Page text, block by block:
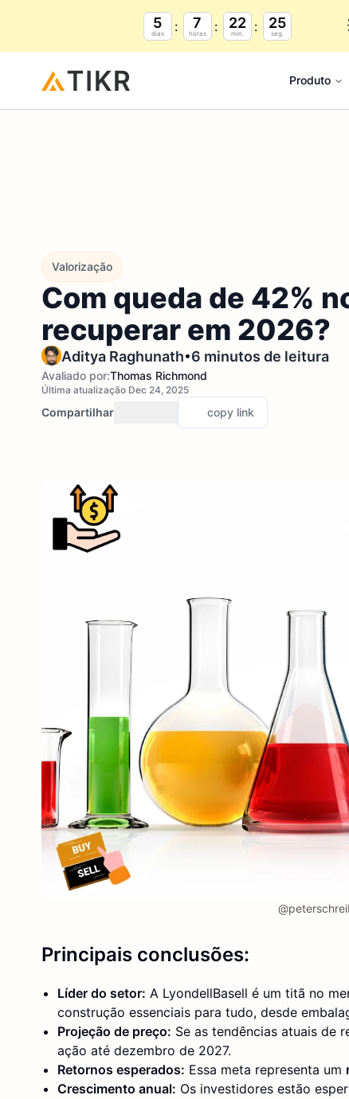
5
dias
7
horas
22
min.
24
seg.
Produto
Valorização
Com queda de 42%
recuperar em 2026?
Aditya Raghunath•6 minutos de leitura
Avaliado por:Thomas Richmond
Última atualização Dec 24, 2025
Compartilhar copy link
Principais conclusões:
Líder do setor: A LyondellBasell é um titã no
construção essenciais para tudo, desde
Projeção de preço: Se as tendências atuais de
ação até dezembro de 2027.
Retornos esperados: Essa meta representa um
Crescimento anual: Os investidores estão